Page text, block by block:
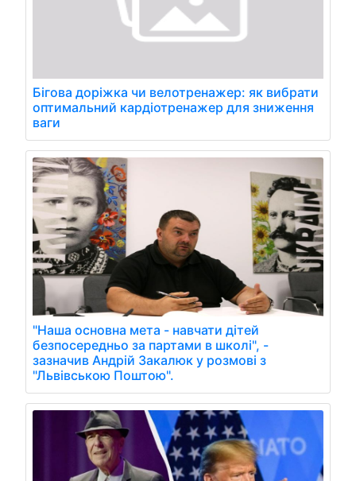
Бігова доріжка чи велотренажер: як вибрати
оптимальний кардіотренажер для зниження
ваги
"Наша основна мета - навчати дітей
безпосередньо за партами в школі", -
зазначив Андрій Закалюк у розмові з
"Львівською Поштою".